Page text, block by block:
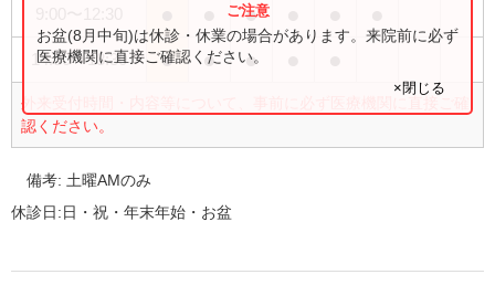
●
14:30〜18:30 ● ● ●
外来受付時間・内容等について、事前に必ず医療機関に直接ご確
認ください。
お盆(8月中旬)は休診・休業の場合があります。来院前に必ず
医療機関に直接ご確認ください。
×閉じる
備考: 土曜AMのみ
休診日:日・祝・年末年始・お盆